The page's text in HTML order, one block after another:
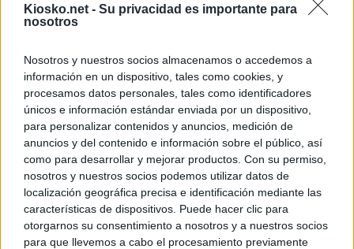
Kiosko.net - Su privacidad es importante para
nosotros
Nosotros y nuestros socios almacenamos o accedemos a
información en un dispositivo, tales como cookies, y
procesamos datos personales, tales como identificadores
únicos e información estándar enviada por un dispositivo,
para personalizar contenidos y anuncios, medición de
anuncios y del contenido e información sobre el público, así
como para desarrollar y mejorar productos. Con su permiso,
nosotros y nuestros socios podemos utilizar datos de
localización geográfica precisa e identificación mediante las
características de dispositivos. Puede hacer clic para
otorgarnos su consentimiento a nosotros y a nuestros socios
para que llevemos a cabo el procesamiento previamente